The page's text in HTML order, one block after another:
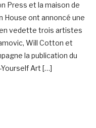
Press et la maison de
House ont annoncé une
vedette trois artistes
Will Cotton et
la publication du
Art […]